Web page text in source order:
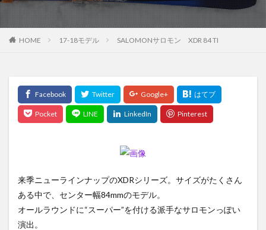
HOME 17-18モデル SALOMONサロモン XDR 84 TI
来季ニューラインナップのXDRシリーズ。サイズがたくさん
ある中で、センター幅84mmのモデル。
オールラウンドに“スーパー”を付ける派手なサロモンっぽい
演出。